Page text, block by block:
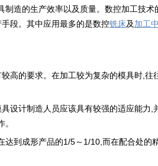
造的生产效率以及质量。数控加工技术
段。其中应用最多的是数控铣床及加工
高的要求。在加工较为复杂的模具时,往
设计制造人员应该具有较强的适应能力,
到成形产品的1/5～1/10,而在配合处的